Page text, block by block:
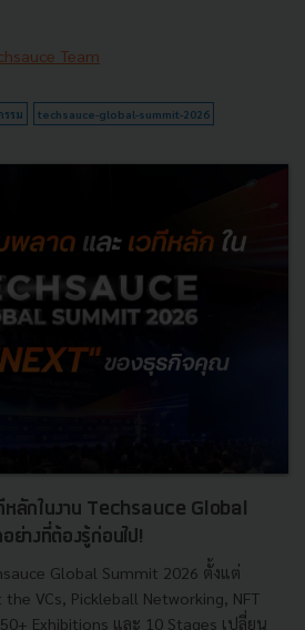
Team
รรม techsauce-global-summit-2026
ทีหลักในงาน Techsauce Global
างที่ต้องรู้ก่อนไป!
Global Summit 2026 ตั้งแต่
VCs, Pickleball Networking, NFT
Exhibitions และ 10 Stages เปลี่ยน